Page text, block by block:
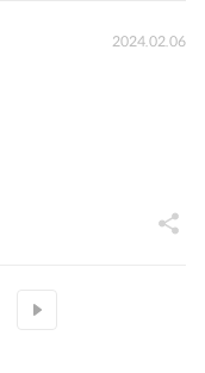
2024.02.06